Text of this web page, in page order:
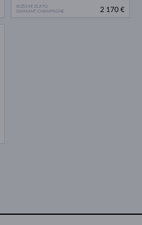
RUŽOVÉ ZLATO
DIAMANT CHAMPAGNE
2 170 €